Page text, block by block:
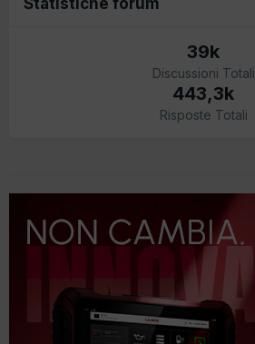
39k
Discussioni Totali
443,3k
Risposte Totali